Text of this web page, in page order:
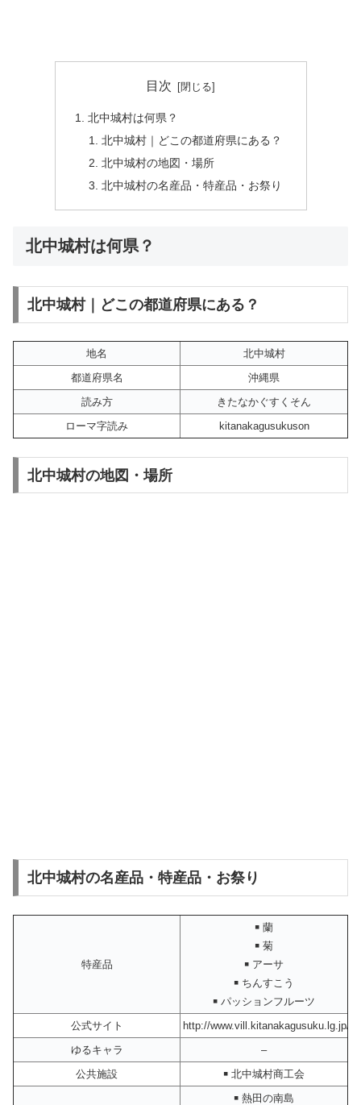
目次
北中城村は何県？
北中城村｜どこの都道府県にある？
北中城村の地図・場所
北中城村の名産品・特産品・お祭り
北中城村は何県？
北中城村｜どこの都道府県にある？
地名
北中城村
都道府県名
沖縄県
読み方
きたなかぐすくそん
ローマ字読み
kitanakagusukuson
北中城村の地図・場所
北中城村の名産品・特産品・お祭り
特産品
￭ 蘭
￭ 菊
￭ アーサ
￭ ちんすこう
￭ パッションフルーツ
公式サイト
http://www.vill.kitanakagusuku.lg.jp/
ゆるキャラ
–
公共施設
￭ 北中城村商工会
￭ 熱田の南島